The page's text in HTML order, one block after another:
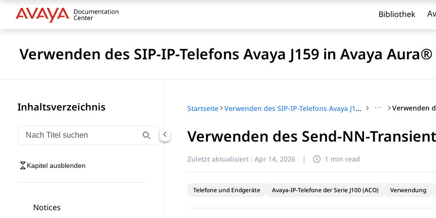
Bibliothek
Verwenden des SIP-IP-Telefons Avaya J159 in Avaya Aura®
Inhaltsverzeichnis
Navigation nach Titel filtern
Geben Sie Text ein, um Navigationselemente nach Titel zu filtern.
Kapitel ausblenden
Notices
Startseite Verwenden des SIP-IP-Telefons Avaya J159 in Avaya Aura® ···
Verwenden des Send-NN-
Zuletzt aktualisiert : Apr 14, 2026 | 1 min read
Telefone und Endgeräte Avaya-IP-Telefone der Serie J100 (ACO) Verwendung